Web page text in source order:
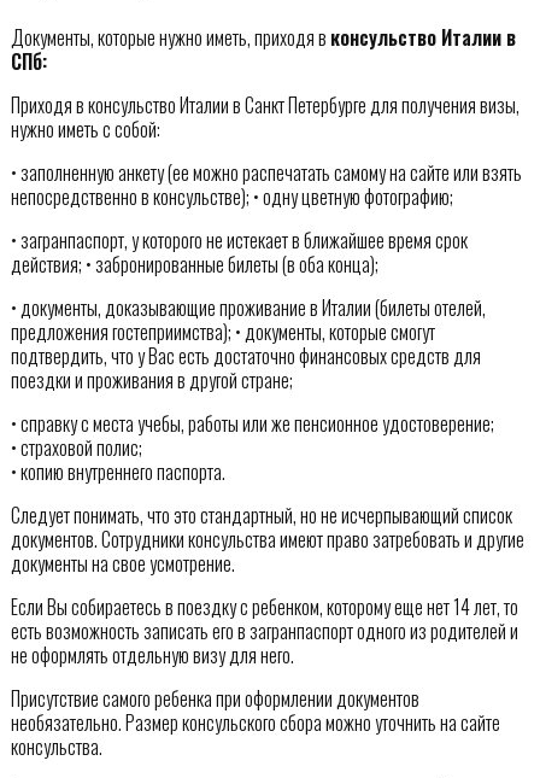
Документы, которые нужно иметь, приходя в консульство Италии в
СПб:
Приходя в консульство Италии в Санкт Петербурге для получения визы,
нужно иметь с собой:
• заполненную анкету (ее можно распечатать самому на сайте или взять
непосредственно в консульстве); • одну цветную фотографию;
• загранпаспорт, у которого не истекает в ближайшее время срок
действия; • забронированные билеты (в оба конца);
• документы, доказывающие проживание в Италии (билеты отелей,
предложения гостеприимства); • документы, которые смогут
подтвердить, что у Вас есть достаточно финансовых средств для
поездки и проживания в другой стране;
• справку с места учебы, работы или же пенсионное удостоверение;
• страховой полис;
• копию внутреннего паспорта.
Следует понимать, что это стандартный, но не исчерпывающий список
документов. Сотрудники консульства имеют право затребовать и другие
документы на свое усмотрение.
Если Вы собираетесь в поездку с ребенком, которому еще нет 14 лет, то
есть возможность записать его в загранпаспорт одного из родителей и
не оформлять отдельную визу для него.
Присутствие самого ребенка при оформлении документов
необязательно. Размер консульского сбора можно уточнить на сайте
консульства.